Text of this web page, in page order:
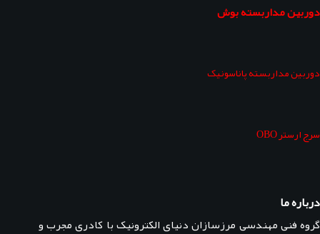
دوربین مداربسته بوش
دوربین مداربسته پاناسونیک
سرج ارستر OBO
درباره ما
گروه فنی مهندسی مرزسازان دنیای الکترونیک با کادری مجرب و